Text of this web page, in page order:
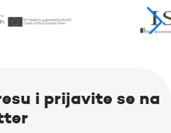
i prijavite se na